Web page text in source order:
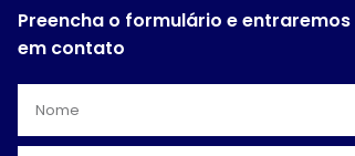
Preencha o formulário e entraremos
em contato